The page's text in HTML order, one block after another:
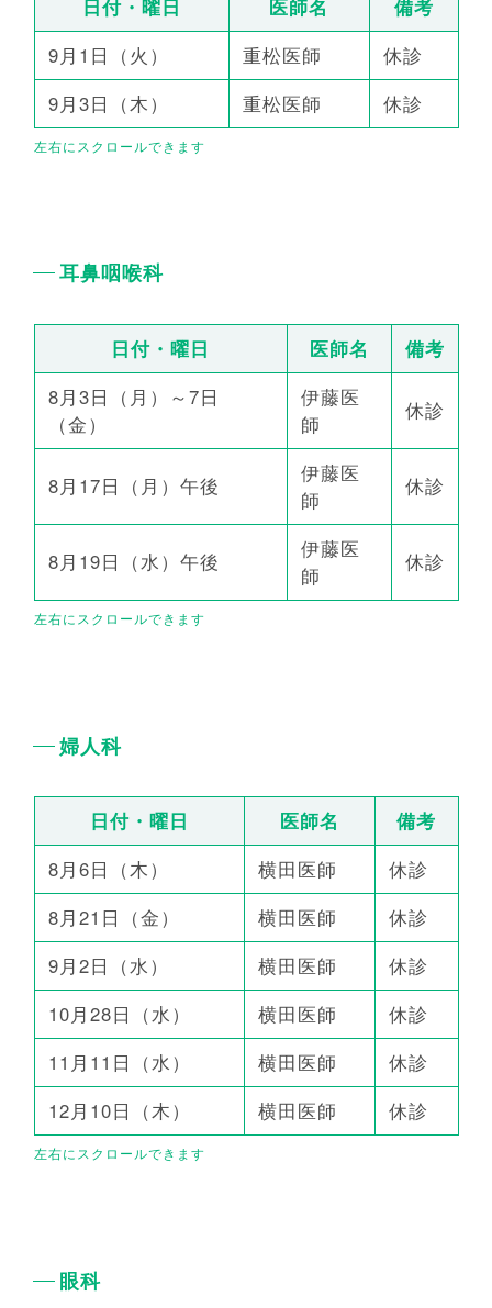
日付・曜日 医師名
備考
9月1日（火）
重松医師
休診
9月3日（木）
重松医師 休診
耳鼻咽喉科
日付・曜日 医師名
備考
8月3日（月）～7日
（金）
伊藤医
師
休診
8月17日（月）午後
伊藤医
師
休診
8月19日（水）午後
伊藤医
師
休診
婦人科
日付・曜日 医師名
備考
8月6日（木）
横田医師
休診
8月21日（金）
横田医師
休診
9月2日（水）
横田医師
休診
10月28日（水）
横田医師
休診
11月11日（水）
横田医師
休診
12月10日（木）
横田医師 休診
眼科